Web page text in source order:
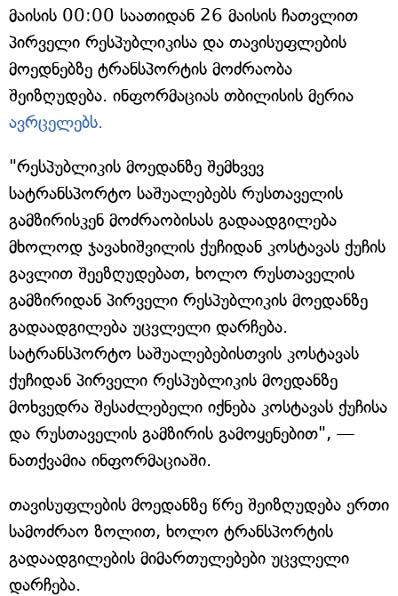
მაისის 00:00 საათიდან 26 მაისის ჩათვლით
პირველი რესპუბლიკისა და თავისუფლების
მოედნებზე ტრანსპორტის მოძრაობა
შეიზღუდება. ინფორმაციას თბილისის მერია
ავრცელებს.
"რესპუბლიკის მოედანზე შემხვევ
სატრანსპორტო საშუალებებს რუსთაველის
გამზირისკენ მოძრაობისას გადაადგილება
მხოლოდ ჯავახიშვილის ქუჩიდან კოსტავას ქუჩის
გავლით შეეზღუდებათ, ხოლო რუსთაველის
გამზირიდან პირველი რესპუბლიკის მოედანზე
გადაადგილება უცვლელი დარჩება.
სატრანსპორტო საშუალებებისთვის კოსტავას
ქუჩიდან პირველი რესპუბლიკის მოედანზე
მოხვედრა შესაძლებელი იქნება კოსტავას ქუჩისა
და რუსთაველის გამზირის გამოყენებით", —
ნათქვამია ინფორმაციაში.
თავისუფლების მოედანზე წრე შეიზღუდება ერთი
სამოძრაო ზოლით, ხოლო ტრანსპორტის
გადაადგილების მიმართულებები უცვლელი
დარჩება.